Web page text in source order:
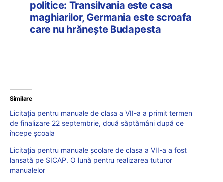
politice: Transilvania este casa
maghiarilor, Germania este scroafa
care nu hrănește Budapesta
Similare
Licitația pentru manuale de clasa a VII-a a primit termen
de finalizare 22 septembrie, două săptămâni după ce
începe școala
Licitația pentru manuale școlare de clasa a VII-a a fost
lansată pe SICAP. O lună pentru realizarea tuturor
manualelor